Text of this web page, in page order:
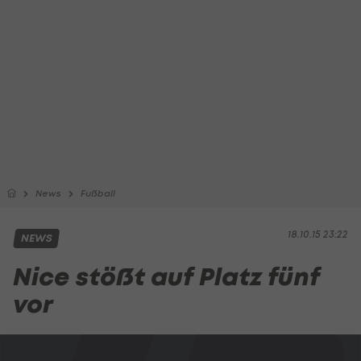
News Fußball
18.10.15 23:22
NEWS
Nice stößt auf Platz fünf
vor